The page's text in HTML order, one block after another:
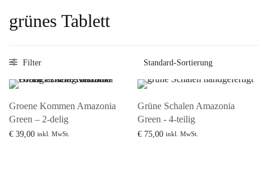
grünes Tablett
Filter
Groene Kommen Amazonia
Green – 2-delig
€ 39,00 inkl. MwSt.
Grüne Schalen Amazonia
Green - 4-teilig
€ 75,00 inkl. MwSt.